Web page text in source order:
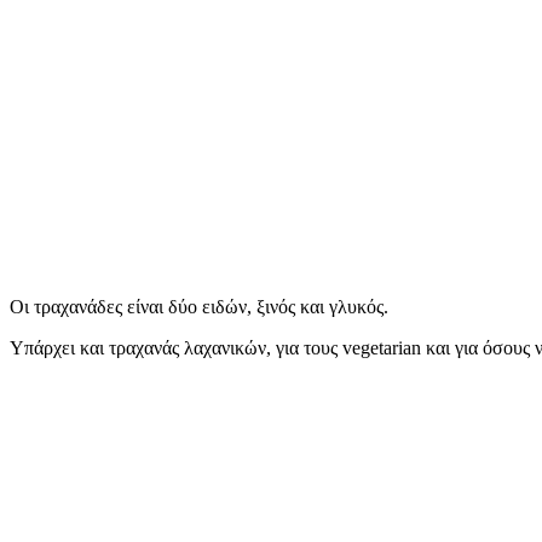
Οι τραχανάδες είναι δύο ειδών, ξινός και γλυκός.
Υπάρχει και τραχανάς λαχανικών, για τους vegetarian και για όσους